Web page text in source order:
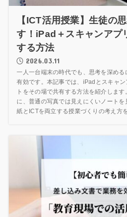
【ICT活用授業】生徒の
す！iPad＋スキャンアプ
する方法
2026.03.11
一人一台端末の時代でも、思考を深め
有効です。本記事では、iPadとスキャ
トをその場で共有する方法を紹介しま
に、普通の写真では見えにくいノートを
紙とICTを両立する授業づくりの考え方